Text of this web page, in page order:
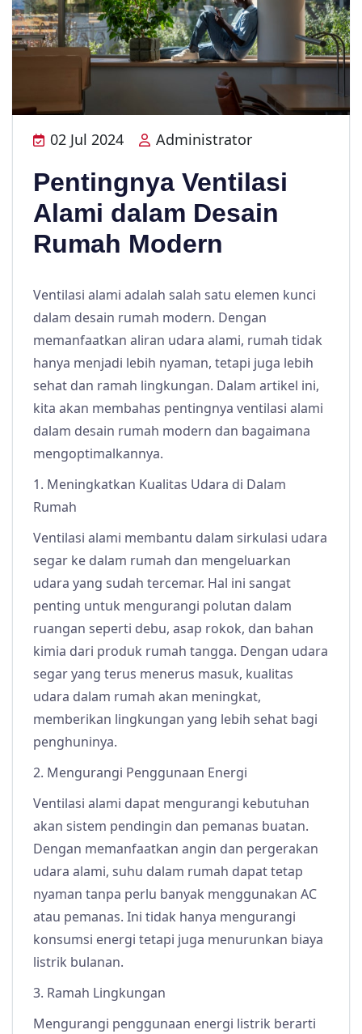
02 Jul 2024 Administrator
Pentingnya Ventilasi
Alami dalam Desain
Rumah Modern
Ventilasi alami adalah salah satu elemen kunci
dalam desain rumah modern. Dengan
memanfaatkan aliran udara alami, rumah tidak
hanya menjadi lebih nyaman, tetapi juga lebih
sehat dan ramah lingkungan. Dalam artikel ini,
kita akan membahas pentingnya ventilasi alami
dalam desain rumah modern dan bagaimana
mengoptimalkannya.
1. Meningkatkan Kualitas Udara di Dalam
Rumah
Ventilasi alami membantu dalam sirkulasi udara
segar ke dalam rumah dan mengeluarkan
udara yang sudah tercemar. Hal ini sangat
penting untuk mengurangi polutan dalam
ruangan seperti debu, asap rokok, dan bahan
kimia dari produk rumah tangga. Dengan udara
segar yang terus menerus masuk, kualitas
udara dalam rumah akan meningkat,
memberikan lingkungan yang lebih sehat bagi
penghuninya.
2. Mengurangi Penggunaan Energi
Ventilasi alami dapat mengurangi kebutuhan
akan sistem pendingin dan pemanas buatan.
Dengan memanfaatkan angin dan pergerakan
udara alami, suhu dalam rumah dapat tetap
nyaman tanpa perlu banyak menggunakan AC
atau pemanas. Ini tidak hanya mengurangi
konsumsi energi tetapi juga menurunkan biaya
listrik bulanan.
3. Ramah Lingkungan
Mengurangi penggunaan energi listrik berarti